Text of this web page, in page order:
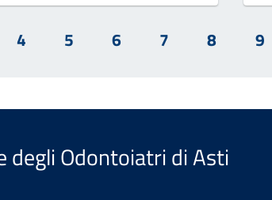
4 5 6 7 8 9
degli Odontoiatri di Asti